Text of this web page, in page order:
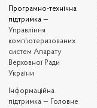
Програмно-технічна
підтримка —
Управління
комп'ютеризованих
систем Апарату
Верховної Ради
України
Iнформаційна
підтримка — Головне